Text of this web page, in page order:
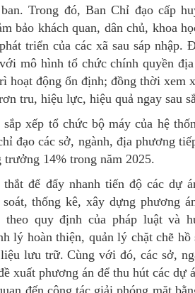
Trong đó, Ban Chỉ đạo cấp
bảo khách quan, dân chủ, khoa
triển của các xã sau sáp nhập.
mô hình tổ chức chính quyền
hoạt động ổn định; đồng thời xem
tru, hiệu lực, hiệu quả ngay sau
xếp tổ chức bộ máy của hệ
đạo các sở, ngành, địa phương
14% trong năm 2025.
để đẩy nhanh tiến độ các dự
thống kê, xây dựng phương
quy định của pháp luật và
lý hoàn thiện, quản lý chặt chẽ
lưu trữ. Cùng với đó, các sở,
xuất phương án để thu hút các
đến công tác giải phóng mặt